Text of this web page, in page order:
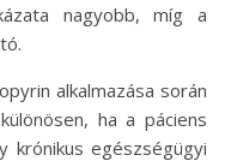
nagyobb, míg a
alkalmazása során
ha a páciens
krónikus egészségügyi